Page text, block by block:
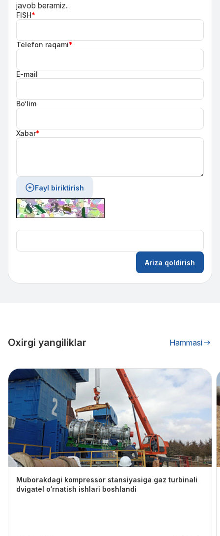
javob beramiz.
FISH*
Telefon raqami*
E-mail
Bo‘lim
Xabar*
Fayl biriktirish
Ariza qoldirish
Oxirgi yangiliklar Hammasi
Muborakdagi kompressor stansiyasiga gaz turbinali
dvigatel o‘rnatish ishlari boshlandi